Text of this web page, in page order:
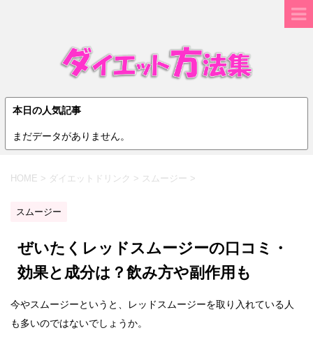
本日の人気記事
まだデータがありません。
HOME > ダイエットドリンク > スムージー >
スムージー
ぜいたくレッドスムージーの口コミ・
効果と成分は？飲み方や副作用も
今やスムージーというと、レッドスムージーを取り入れている人
も多いのではないでしょうか。